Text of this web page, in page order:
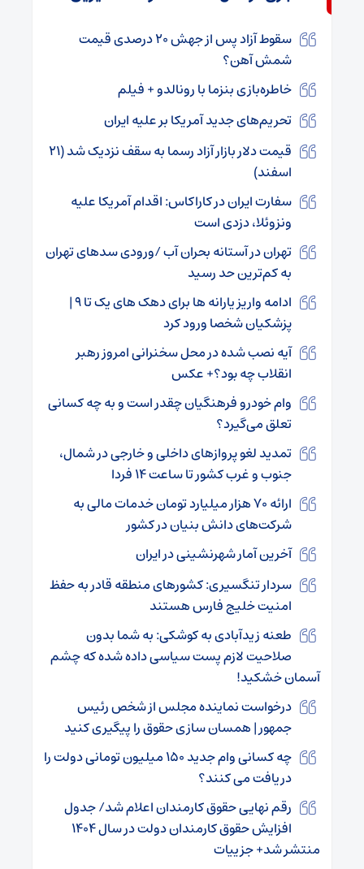
سقوط آزاد پس از جهش ۲۰ درصدی قیمت
شمش آهن؟
خاطره‌بازی بنزما با رونالدو + فیلم
تحریم‌های جدید آمریکا بر علیه ایران
قیمت دلار بازار آزاد رسما به سقف نزدیک شد (۲۱
اسفند)
سفارت ایران در کاراکاس: اقدام آمریکا علیه
ونزوئلا، دزدی است
تهران در آستانه بحران آب /ورودی سد‌های تهران
به کم‌ترین حد رسید
ادامه واریز یارانه‌ ها برای دهک‌ های یک تا ۹ |
پزشکیان شخصا ورود کرد
آیه نصب شده در محل سخنرانی امروز رهبر
انقلاب چه بود؟+ عکس
وام خودرو فرهنگیان چقدر است و به چه کسانی
تعلق می‌گیرد؟
تمدید لغو پروازهای داخلی و خارجی در شمال،
جنوب و غرب کشور تا ساعت ۱۴ فردا
ارائه ۷۰ هزار میلیارد تومان خدمات مالی به
شرکت‌های دانش بنیان در کشور
آخرین آمار شهرنشینی در ایران
سردار تنگسیری: کشورهای منطقه قادر به حفظ
امنیت خلیج فارس هستند
طعنه زیدآبادی به کوشکی: به شما بدون
صلاحیت لازم پست‌ سیاسی داده شده که چشم
آسمان خشکید!
درخواست نماینده مجلس از شخص رئیس
جمهور | همسان سازی حقوق را پیگیری کنید
چه کسانی وام جدید ۱۵۰ میلیون تومانی دولت را
دریافت می کنند؟
رقم نهایی حقوق کارمندان اعلام شد/ جدول
افزایش حقوق کارمندان دولت در سال ۱۴۰۴
منتشر شد+ جزییات